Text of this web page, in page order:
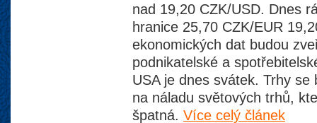
nad 19,20 CZK/USD. Dnes
hranice 25,70 CZK/EUR
ekonomických dat budou
podnikatelské a
USA je dnes svátek. Trhy se
na náladu světových trhů,
špatná. Více celý článek